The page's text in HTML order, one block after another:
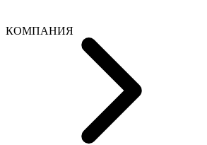
КОМПАНИЯ